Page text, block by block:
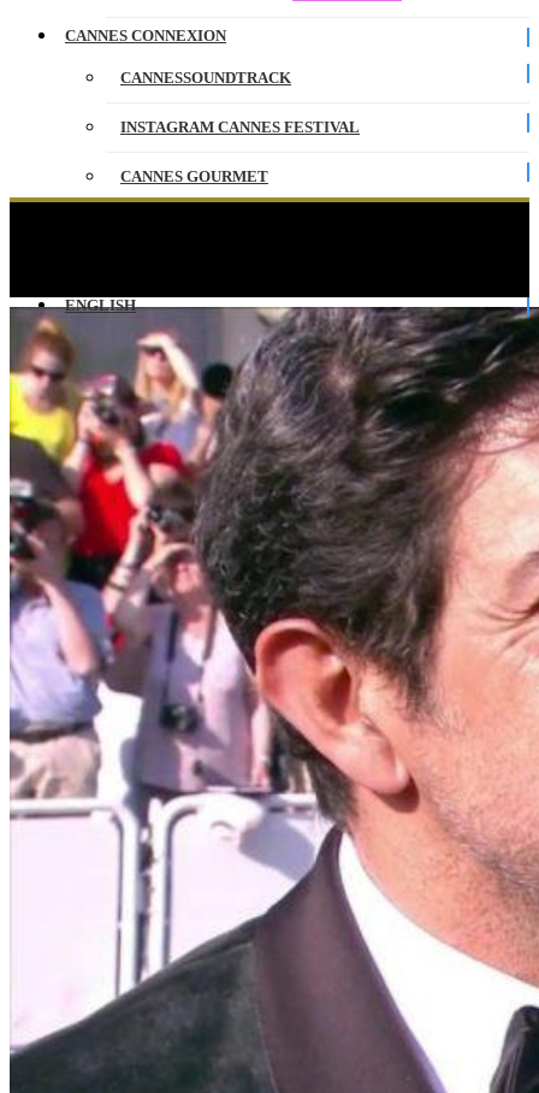
CANNES CONNEXION
CANNESSOUNDTRACK
INSTAGRAM CANNES FESTIVAL
CANNES GOURMET
ENGLISH